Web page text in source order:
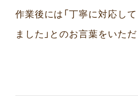
作業後には「丁寧に対応し
ました」とのお言葉をいただ